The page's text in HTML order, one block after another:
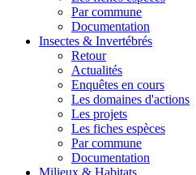
Par commune
Documentation
Insectes & Invertébrés
Retour
Actualités
Enquêtes en cours
Les domaines d'actions
Les projets
Les fiches espèces
Par commune
Documentation
Milieux & Habitats